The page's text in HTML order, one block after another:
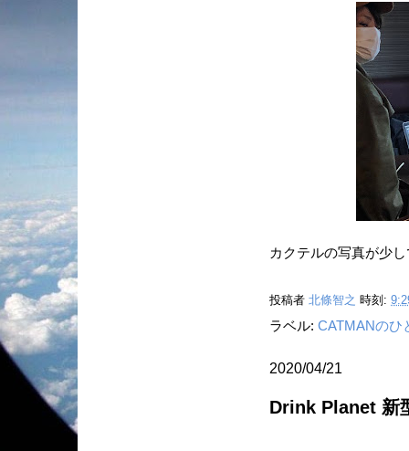
カクテルの写真が少
投稿者 北條智之 時刻:
ラベル: CATMANのひ
2020/04/21
Drink Planet 新